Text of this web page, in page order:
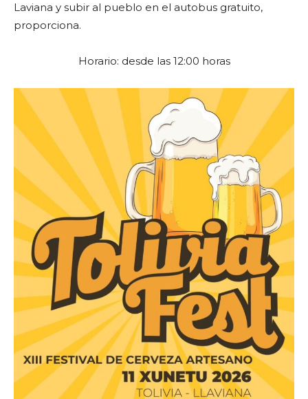
Laviana y subir al pueblo en el autobus gratuito,
proporciona.
Horario: desde las 12:00 horas